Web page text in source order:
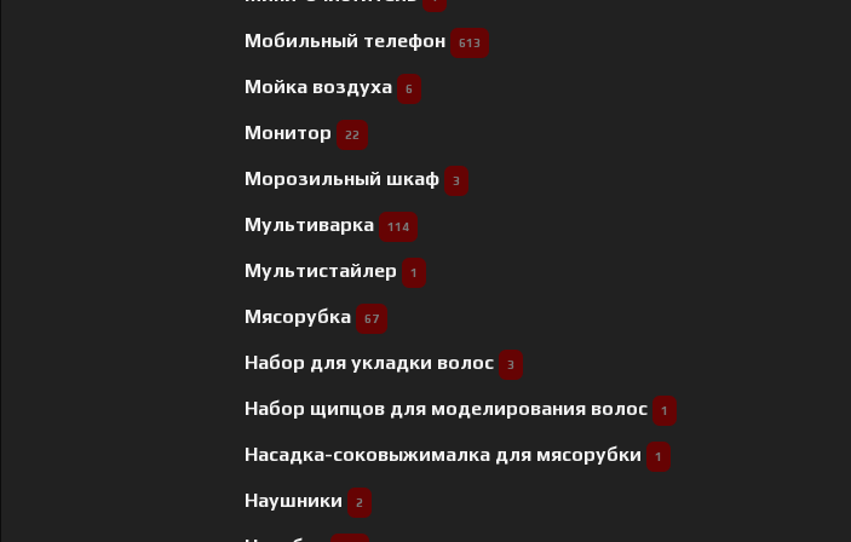
Мобильный телефон 613
Мойка воздуха 6
Монитор 22
Морозильный шкаф 3
Мультиварка 114
Мультистайлер 1
Мясорубка 67
Набор для укладки волос 3
Набор щипцов для моделирования волос 1
Насадка-соковыжималка для мясорубки 1
Наушники 2